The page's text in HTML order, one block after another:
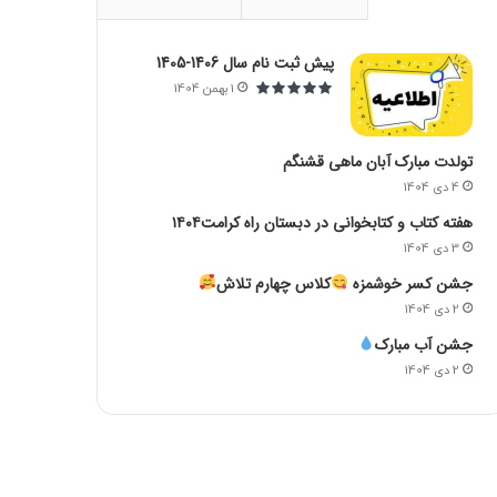
پیش ثبت نام سال 1406-1405
1 بهمن 1404
تولدت مبارک آبان ماهی قشنگم
4 دی 1404
هفته کتاب و کتابخوانی در دبستان راه کرامت۱۴۰۴
3 دی 1404
جشن کسر خوشمزه کلاس چهارم تلاش
2 دی 1404
جشن آب مبارک
2 دی 1404